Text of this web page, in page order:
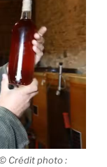
Crédit photo :